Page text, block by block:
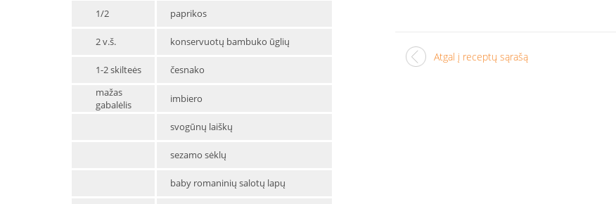
1/2 paprikos
2 v.š. konservuotų bambuko ūglių
1-2 skilteės
česnako
mažas
gabalėlis
imbiero
svogūnų laiškų
sezamo sėklų
baby romaninių salotų lapų
Atgal į receptų sąrašą